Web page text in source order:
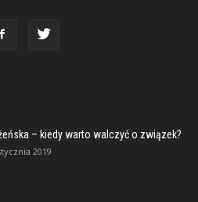
– kiedy warto walczyć o związek?
2019